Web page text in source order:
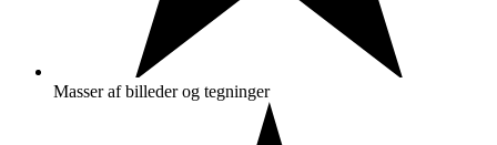
Masser af billeder og tegninger